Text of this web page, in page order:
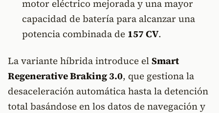
motor eléctrico mejorada y una mayor
capacidad de batería para alcanzar una
potencia combinada de 157 CV.
La variante híbrida introduce elSmart
Regenerative Braking 3.0, que gestiona la
desaceleración automática hasta la detención
total basándose en los datos de navegación y